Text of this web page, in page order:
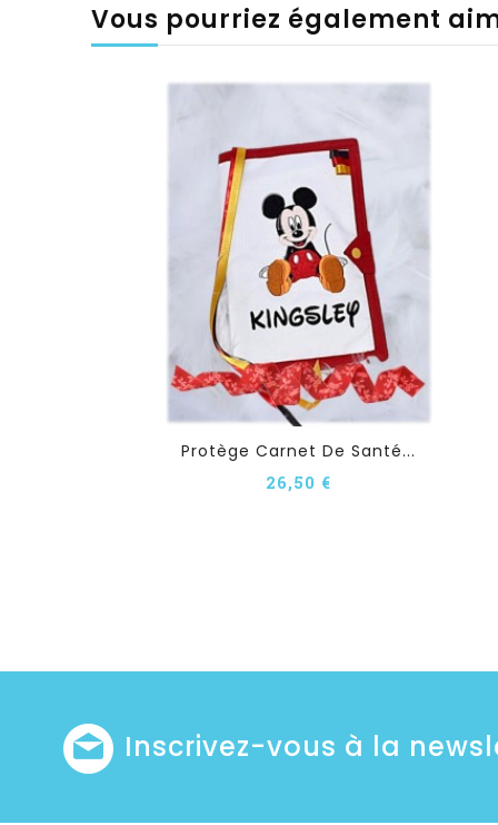
Vous pourriez également
Protège Carnet De Santé...
26,50 €
Inscrivez-vous à la